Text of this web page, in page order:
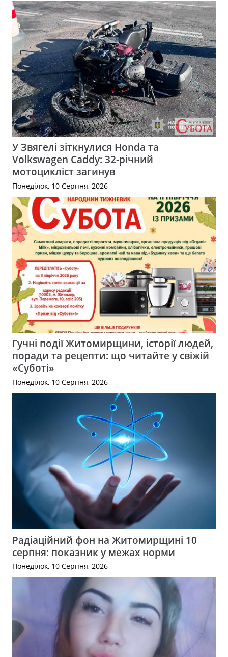
У Звягелі зіткнулися Honda та
Volkswagen Caddy: 32-річний
мотоцикліст загинув
Понеділок, 10 Серпня, 2026
Гучні події Житомирщини, історії людей,
поради та рецепти: що читайте у свіжій
«Суботі»
Понеділок, 10 Серпня, 2026
Радіаційний фон на Житомирщині 10
серпня: показник у межах норми
Понеділок, 10 Серпня, 2026